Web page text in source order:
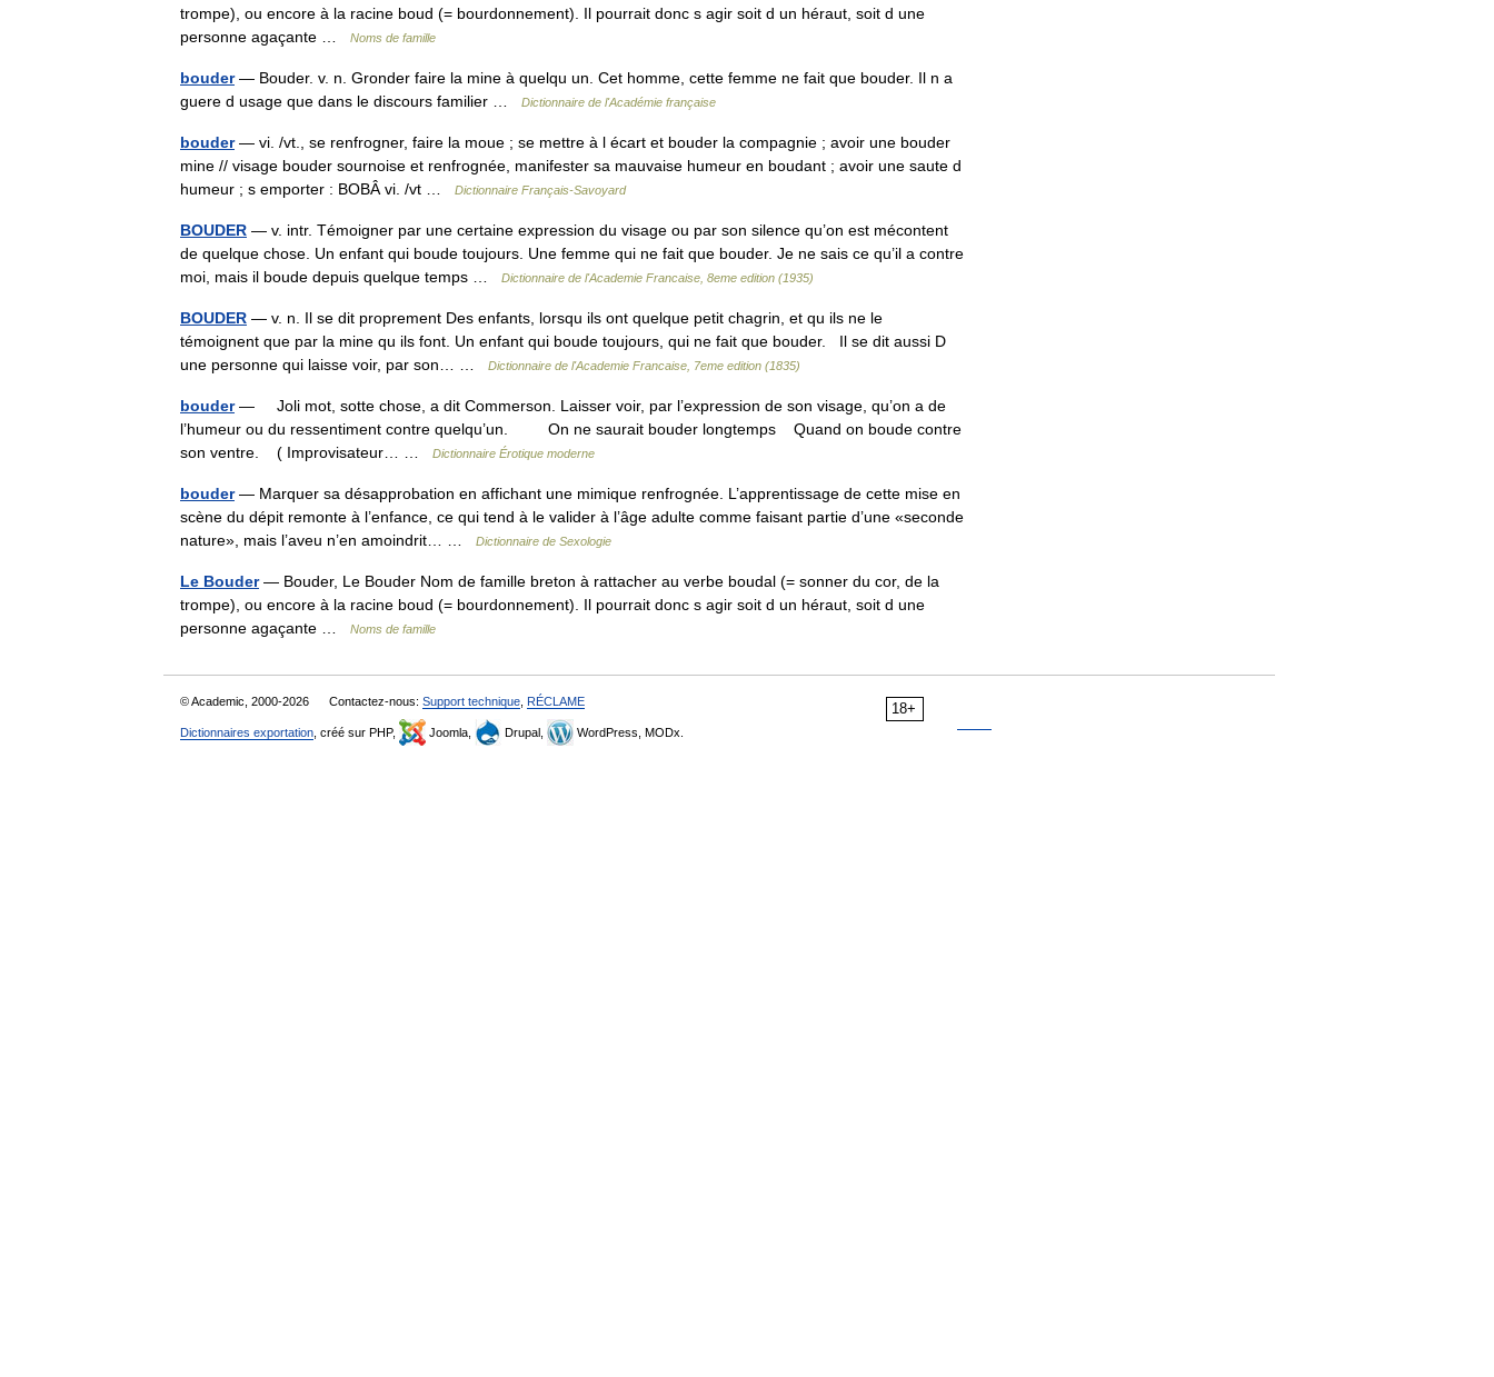
trompe), ou encore à la racine boud (= bourdonnement). Il pourrait donc s agir soit d un héraut, soit d une
personne agaçante …
Noms de famille
bouder— Bouder. v. n. Gronder faire la mine à quelqu un. Cet homme, cette femme ne fait que bouder. Il n a
guere d usage que dans le discours familier …
Dictionnaire de l'Académie française
bouder— vi. /vt., se renfrogner, faire la moue ; se mettre à l écart et bouder la compagnie ; avoir une bouder
mine // visage bouder sournoise et renfrognée, manifester sa mauvaise humeur en boudant ; avoir une saute d
humeur ; s emporter : BOBÂ vi. /vt …
Dictionnaire Français-Savoyard
BOUDER — v. intr. Témoigner par une certaine expression du visage ou par son silence qu’on est mécontent
de quelque chose. Un enfant qui boude toujours. Une femme qui ne fait que bouder. Je ne sais ce qu’il a contre
moi, mais il boude depuis quelque temps …
Dictionnaire de l'Academie Francaise, 8eme edition (1935)
BOUDER — v. n. Il se dit proprement Des enfants, lorsqu ils ont quelque petit chagrin, et qu ils ne le
témoignent que par la mine qu ils font. Un enfant qui boude toujours, qui ne fait que bouder. Il se dit aussi D
une personne qui laisse voir, par son… …
Dictionnaire de l'Academie Francaise, 7eme edition (1835)
bouder— Joli mot, sotte chose, a dit Commerson. Laisser voir, par l’expression de son visage, qu’on a de
l’humeur ou du ressentiment contre quelqu’un. On ne saurait bouder longtemps Quand on boude contre
son ventre. ( Improvisateur… …
Dictionnaire Érotique moderne
bouder— Marquer sa désapprobation en affichant une mimique renfrognée. L’apprentissage de cette mise en
scène du dépit remonte à l’enfance, ce qui tend à le valider à l’âge adulte comme faisant partie d’une «seconde
nature», mais l’aveu n’en amoindrit… …
Dictionnaire de Sexologie
Le Bouder— Bouder, Le Bouder Nom de famille breton à rattacher au verbe boudal (= sonner du cor, de la
trompe), ou encore à la racine boud (= bourdonnement). Il pourrait donc s agir soit d un héraut, soit d une
personne agaçante …
Noms de famille
18+
© Academic, 2000-2026 Contactez-nous: Support technique RÉCLAME
Dictionnaires exportation , créé sur PHP, Joomla, Drupal, WordPress, MODx.